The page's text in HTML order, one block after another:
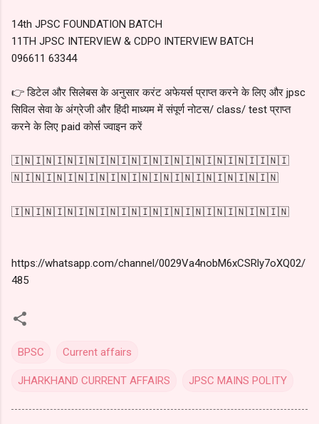
14th JPSC FOUNDATION BATCH
11TH JPSC INTERVIEW & CDPO INTERVIEW BATCH
096611 63344
👉 डिटेल और सिलेबस के अनुसार करंट अफेयर्स प्राप्त करने के लिए और jpsc
सिविल सेवा के अंग्रेजी और हिंदी माध्यम में संपूर्ण नोटस/ class/ test प्राप्त
करने के लिए paid कोर्स ज्वाइन करें
🇮🇳🇮🇳🇮🇳🇮🇳🇮🇳🇮🇳🇮🇳🇮🇳🇮🇳🇮🇳🇮🇳🇮🇮🇳🇮
🇳🇮🇳🇮🇳🇮🇳🇮🇳🇮🇳🇮🇳🇮🇳🇮🇳🇮🇳🇮🇳🇮🇳🇮🇳
🇮🇳🇮🇳🇮🇳🇮🇳🇮🇳🇮🇳🇮🇳🇮🇳🇮🇳🇮🇳🇮🇳🇮🇳🇮🇳
https://whatsapp.com/channel/0029Va4nobM6xCSRly7oXQ02/
485
BPSC Current affairs
JHARKHAND CURRENT AFFAIRS JPSC MAINS POLITY